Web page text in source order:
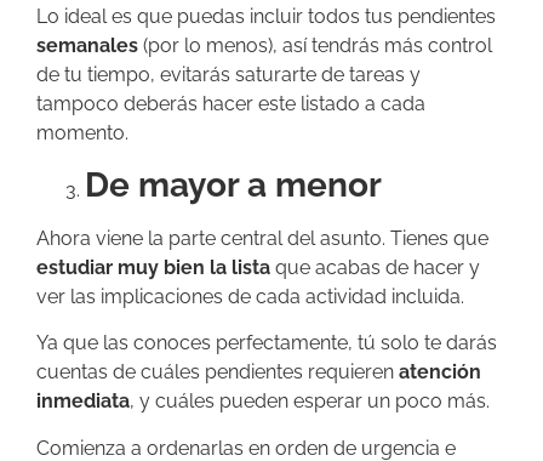
Lo ideal es que puedas incluir todos tus pendientes
semanales (por lo menos), así tendrás más control
de tu tiempo, evitarás saturarte de tareas y
tampoco deberás hacer este listado a cada
momento.
De mayor a menor
Ahora viene la parte central del asunto. Tienes que
estudiar muy bien la lista que acabas de hacer y
ver las implicaciones de cada actividad incluida.
Ya que las conoces perfectamente, tú solo te darás
cuentas de cuáles pendientes requieren atención
inmediata, y cuáles pueden esperar un poco más.
Comienza a ordenarlas en orden de urgencia e